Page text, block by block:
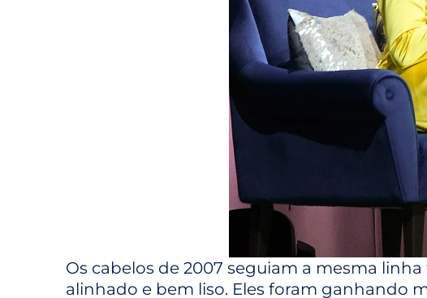
Os cabelos de 2007 seguiam a mesma
alinhado e bem liso. Eles foram ganhando